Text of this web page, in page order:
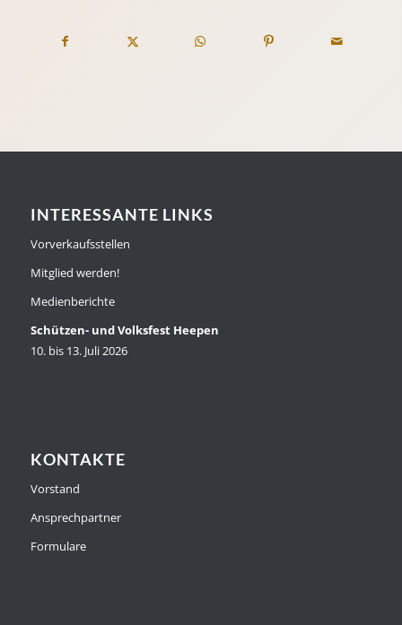
INTERESSANTE LINKS
Vorverkaufsstellen
Mitglied werden!
Medienberichte
Schützen- und Volksfest Heepen
10. bis 13. Juli 2026
KONTAKTE
Vorstand
Ansprechpartner
Formulare